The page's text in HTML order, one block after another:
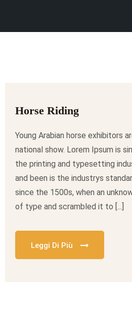
Horse Riding
Young Arabian horse exhibitors
national show. Lorem Ipsum is
the printing and typesetting
and been is the industrys
since the 1500s, when an
of type and scrambled it to [...]
Leggi Di Più